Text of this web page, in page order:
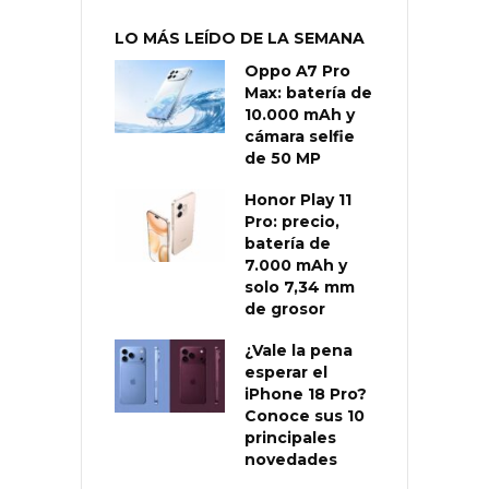
LO MÁS LEÍDO DE LA SEMANA
Oppo A7 Pro
Max: batería de
10.000 mAh y
cámara selfie
de 50 MP
Honor Play 11
Pro: precio,
batería de
7.000 mAh y
solo 7,34 mm
de grosor
¿Vale la pena
esperar el
iPhone 18 Pro?
Conoce sus 10
principales
novedades